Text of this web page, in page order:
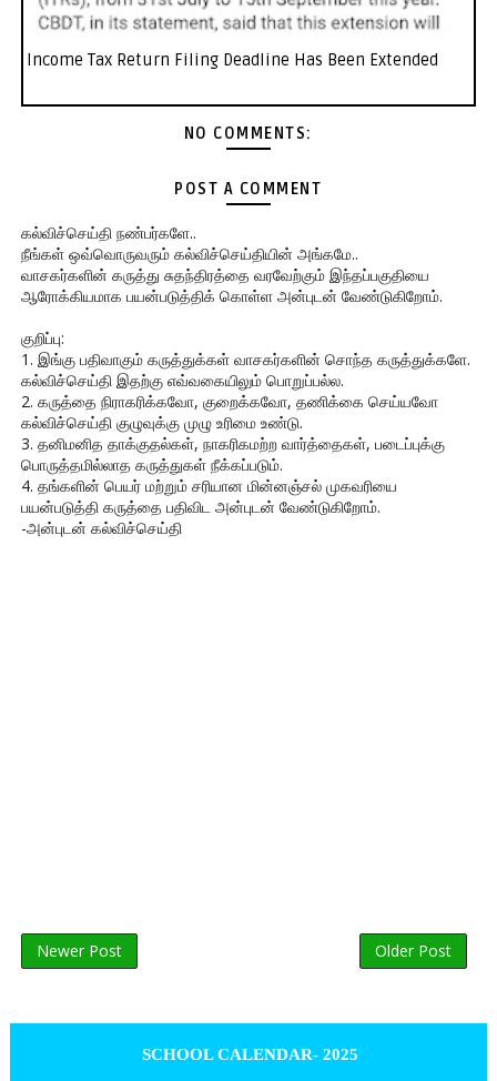
Income Tax Return Filing Deadline Has Been Extended
NO COMMENTS:
POST A COMMENT
கல்விச்செய்தி நண்பர்களே..
நீங்கள் ஒவ்வொருவரும் கல்விச்செய்தியின் அங்கமே..
வாசகர்களின் கருத்து சுதந்திரத்தை வரவேற்கும் இந்தப்பகுதியை
ஆரோக்கியமாக பயன்படுத்திக் கொள்ள அன்புடன் வேண்டுகிறோம்.
குறிப்பு:
1. இங்கு பதிவாகும் கருத்துக்கள் வாசகர்களின் சொந்த கருத்துக்களே.
கல்விச்செய்தி இதற்கு எவ்வகையிலும் பொறுப்பல்ல.
2. கருத்தை நிராகரிக்கவோ, குறைக்கவோ, தணிக்கை செய்யவோ
கல்விச்செய்தி குழுவுக்கு முழு உரிமை உண்டு.
3. தனிமனித தாக்குதல்கள், நாகரிகமற்ற வார்த்தைகள், படைப்புக்கு
பொருத்தமில்லாத கருத்துகள் நீக்கப்படும்.
4. தங்களின் பெயர் மற்றும் சரியான மின்னஞ்சல் முகவரியை
பயன்படுத்தி கருத்தை பதிவிட அன்புடன் வேண்டுகிறோம்.
-அன்புடன் கல்விச்செய்தி
Newer Post Older Post
SCHOOL CALENDAR- 2025